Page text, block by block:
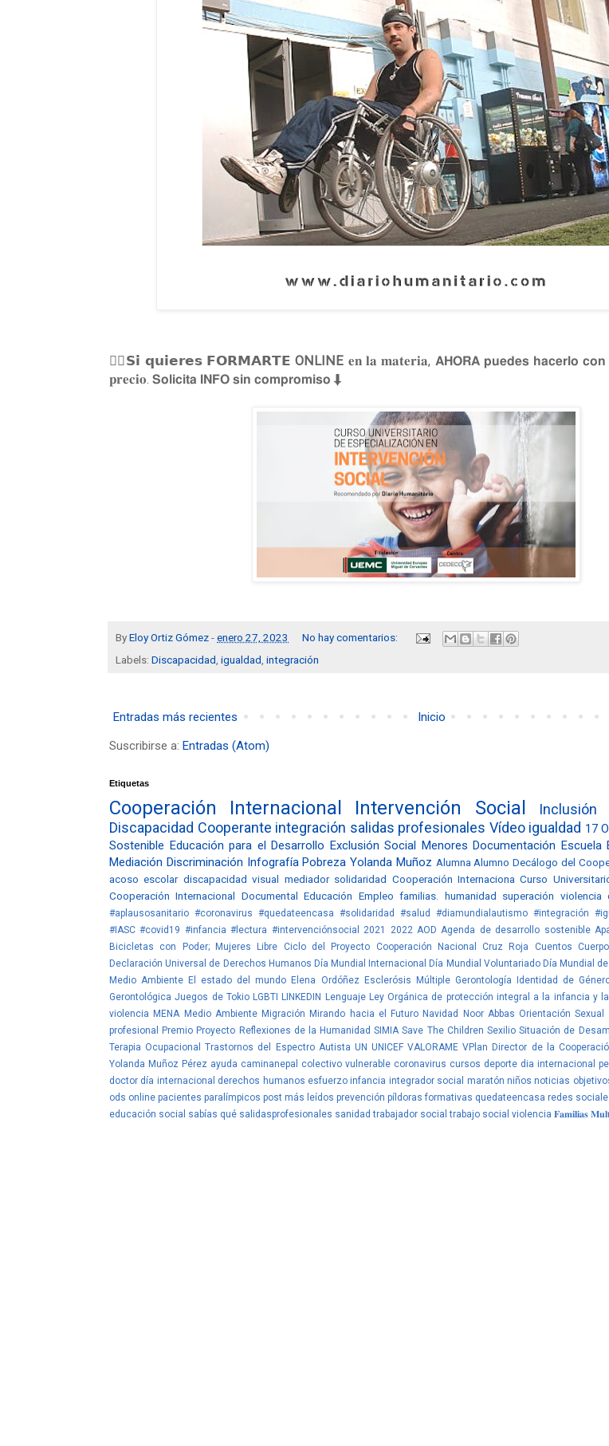
🙋‍♀️𝗦𝗶 𝗾𝘂𝗶𝗲𝗿𝗲𝘀 𝗙𝗢𝗥𝗠𝗔𝗥𝗧𝗘ONLINE 𝐞𝐧 𝐥𝐚 𝐦𝐚𝐭𝐞𝐫𝐢𝐚, 𝗔𝗛𝗢𝗥𝗔 𝗽𝘂𝗲𝗱𝗲𝘀 𝗵𝗮𝗰𝗲𝗿𝗹𝗼 𝗰𝗼𝗻
𝐩𝐫𝐞𝐜𝐢𝐨. 𝗦𝗼𝗹𝗶𝗰𝗶𝘁𝗮 𝗜𝗡𝗙𝗢 𝘀𝗶𝗻 𝗰𝗼𝗺𝗽𝗿𝗼𝗺𝗶𝘀𝗼⬇
ByEloy Ortiz Gómez-enero 27, 2023
No hay comentarios:
Labels: Discapacidad igualdad integración
Entradas más recientes
Inicio
Suscribirse a: Entradas (Atom)
Etiquetas
Cooperación Internacional Intervención Social Inclusión
Discapacidad Cooperante integración salidas profesionales Vídeo igualdad 17
Sostenible Educación para el Desarrollo Exclusión Social Menores Documentación Escuela
Mediación Discriminación Infografía Pobreza Yolanda Muñoz Alumna Alumno Decálogo del
acoso escolar discapacidad visual mediador solidaridad Cooperación Internaciona Curso
Cooperación Internacional Documental Educación Empleo familias. humanidad superación violencia
#aplausosanitario #coronavirus #quedateencasa #solidaridad #salud #diamundialautismo #integración
#IASC #covid19 #infancia #lectura #intervenciónsocial
2021 2022 AOD Agenda de desarrollo sostenible
Bicicletas con Poder; Mujeres Libre Ciclo del Proyecto Cooperación Nacional Cruz Roja Cuentos
Declaración Universal de Derechos Humanos Día Mundial Internacional Día Mundial Voluntariado Día Mundial
Medio Ambiente El estado del mundo Elena Ordóñez Esclerósis Múltiple Gerontología Identidad de
Gerontológica Juegos de Tokio LGBTI LINKEDIN Lenguaje Ley Orgánica de protección integral a la infancia y
violencia MENA Medio Ambiente Migración Mirando hacia el Futuro Navidad Noor Abbas Orientación Sexual
profesional Premio Proyecto Reflexiones de la Humanidad SIMIA Save The Children Sexilio Situación de
Terapia Ocupacional
Trastornos del Espectro Autista UN UNICEF VALORAME VPlan Director de la
Yolanda Muñoz Pérez ayuda caminanepal colectivo vulnerable coronavirus cursos deporte dia internacional
doctor día internacional derechos humanos esfuerzo infancia integrador social maratón niños noticias
ods online pacientes paralímpicos post más leídos prevención píldoras formativas quedateencasa redes
educación social sabías qué salidasprofesionales sanidad trabajador social trabajo social violencia 𝐅𝐚𝐦𝐢𝐥𝐢𝐚𝐬